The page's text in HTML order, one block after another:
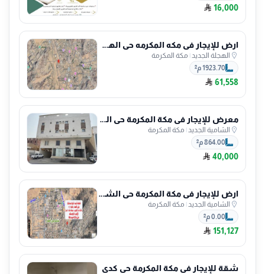
16,000
ارض للإيجار في مكه المكرمه حي الهجلة الجديد
الهجلة الجديد| مكة المكرمة
1923.70 م²
61,558
معرض للإيجار في مكة المكرمة حي الشامية الجديد
الشامية الجديد| مكة المكرمة
864.00 م²
40,000
ارض للإيجار في مكة المكرمة حي الشامية الجديد
الشامية الجديد| مكة المكرمة
0.00 م²
151,127
شقة للإيجار في مكة المكرمة حي كدي